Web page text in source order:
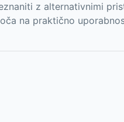
z alternativnimi
na praktično